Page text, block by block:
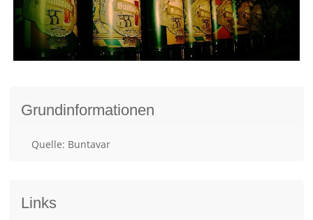
Grundinformationen
Quelle: Buntavar
Links